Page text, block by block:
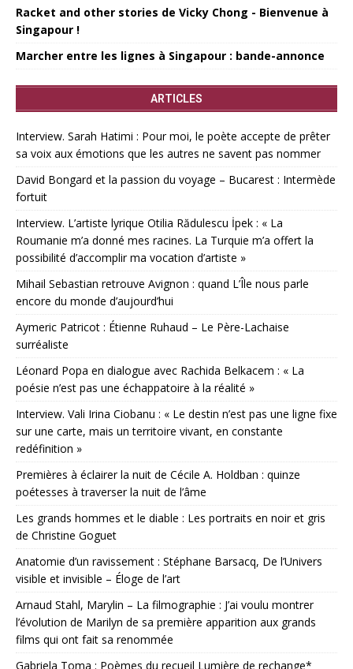
Racket and other stories de Vicky Chong - Bienvenue à
Singapour !
Marcher entre les lignes à Singapour : bande-annonce
ARTICLES
Interview. Sarah Hatimi : Pour moi, le poète accepte de prêter
sa voix aux émotions que les autres ne savent pas nommer
David Bongard et la passion du voyage – Bucarest : Intermède
fortuit
Interview. L’artiste lyrique Otilia Rădulescu İpek : « La
Roumanie m’a donné mes racines. La Turquie m’a offert la
possibilité d’accomplir ma vocation d’artiste »
Mihail Sebastian retrouve Avignon : quand L’Île nous parle
encore du monde d’aujourd’hui
Aymeric Patricot : Étienne Ruhaud – Le Père-Lachaise
surréaliste
Léonard Popa en dialogue avec Rachida Belkacem : « La
poésie n’est pas une échappatoire à la réalité »
Interview. Vali Irina Ciobanu : « Le destin n’est pas une ligne fixe
sur une carte, mais un territoire vivant, en constante
redéfinition »
Premières à éclairer la nuit de Cécile A. Holdban : quinze
poétesses à traverser la nuit de l’âme
Les grands hommes et le diable : Les portraits en noir et gris
de Christine Goguet
Anatomie d’un ravissement : Stéphane Barsacq, De l’Univers
visible et invisible – Éloge de l’art
Arnaud Stahl, Marylin – La filmographie : J’ai voulu montrer
l’évolution de Marilyn de sa première apparition aux grands
films qui ont fait sa renommée
Gabriela Toma : Poèmes du recueil Lumière de rechange*